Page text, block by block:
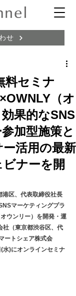
せ
料セミナ
（オ
果的なSNS
加型施策と
活用の最新
ビナーを開
区、代表取締役社長
マーケティングプラ
ウンリー）を開発・運
社（東京都渋谷区、代
ートシェア株式会
)にオンラインセミナ